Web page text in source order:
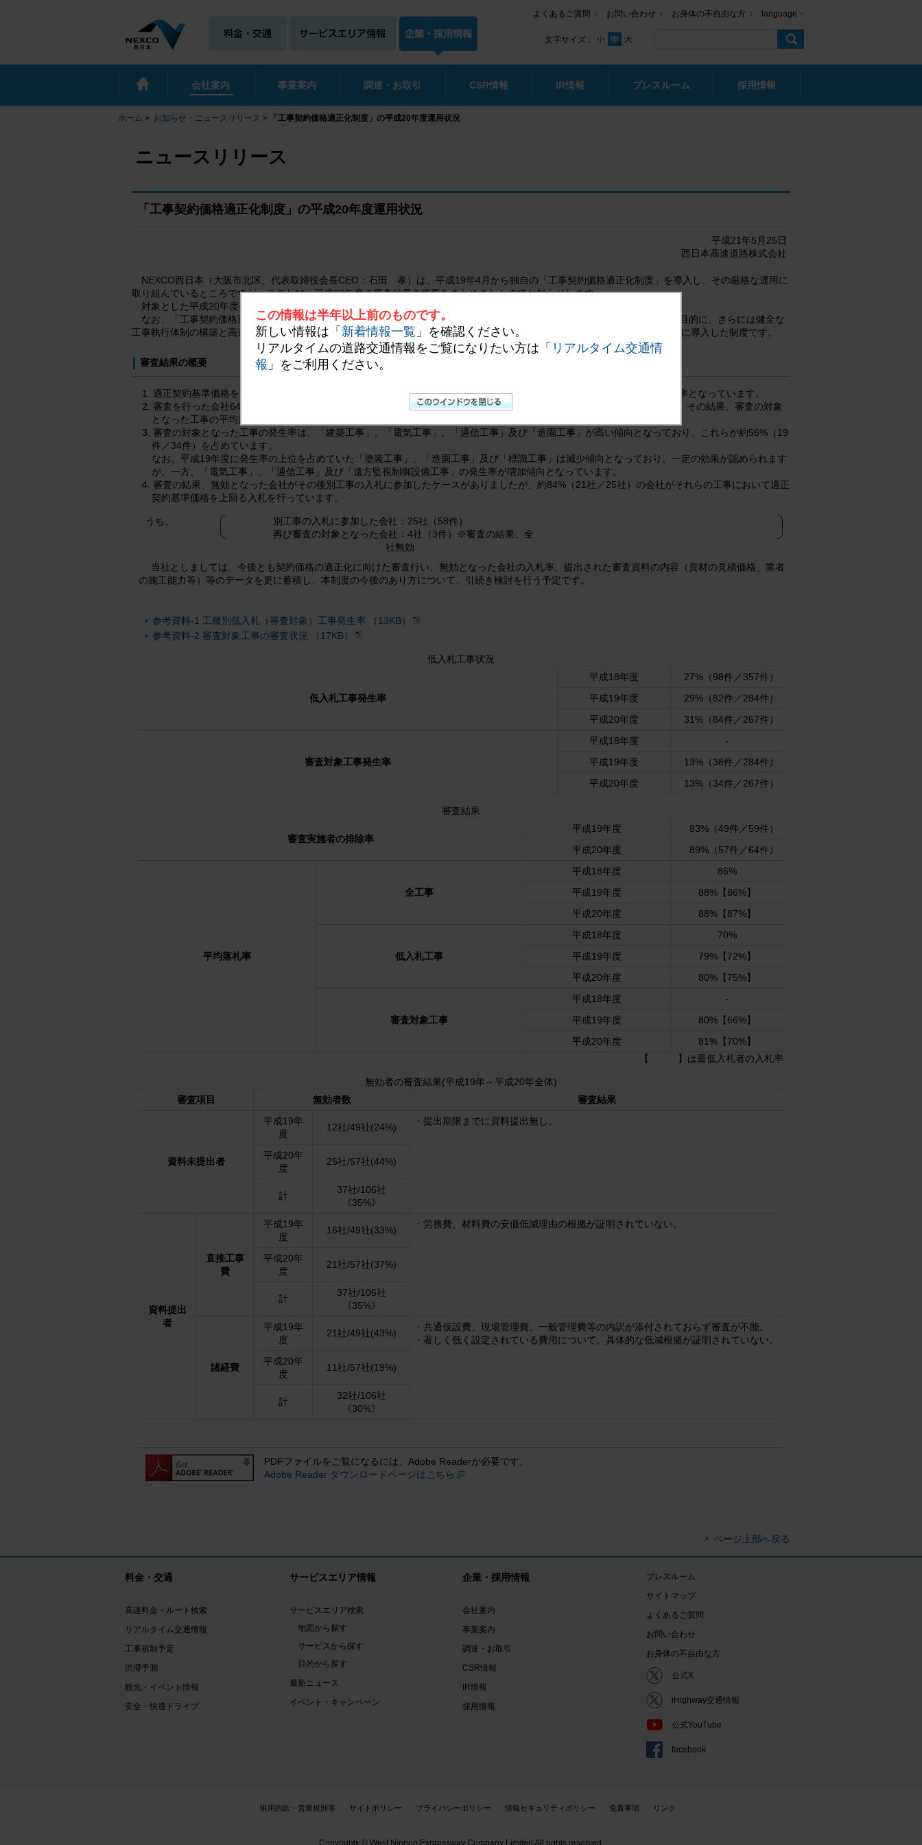
よくあるご質問 お問い合わせ お身体の不自由な方 language
文字サイズ：
会社案内 事業案内 調達・お取引 CSR情報 IR情報 プレスルーム 採用情報
ホーム > お知らせ・ニュースリリース > 「工事契約価格適正化制度」の平成20年度運用状況
ニュースリリース
「工事契約価格適正化制度」の平成20年度運用状況
この情報は半年以上前のものです。
新しい情報は「 新着情報一覧 」を確認ください。
リアルタイムの道路交通情報をご覧になりたい方は「 リアルタイム交通情
報 」をご利用ください。
平成21年5月25日
西日本高速道路株式会社
NEXCO西日本（大阪市北区、代表取締役会長CEO：石田 孝）は、平成19年4月から独自の「工事契約価格適正化制度」を導入し、その厳格な運用に
取り組んでいるところですが、このたび、平成20年度の審査結果の概要をまとめましたのでお知らせします。
対象とした平成20年度発注工事は、平成20年4月1日から平成21年3月31日の間に契約を締結した工事（267件）です。
なお、「工事契約価格適正化制度」とは、工事の品質確保、安全対策の徹底及び工事下請け会社への不当なしわ寄せの排除を目的に、さらには健全な
工事執行体制の構築と高速道路の建設・管理事業全般の技術力の維持向上を図るために、平成19年4月からNEXCO西日本が独自に導入した制度です。
審査結果の概要
適正契約基準価格を下回り、審査の対象となった工事の発生率は約13%(34件／267件)であり、平成19年度と変わらぬ発生率となっています。
審査を行った会社64社のうち、適正な工事の履行が可能であることが確認できなかった57社（約89%）を無効としました。 その結果、審査の対象
となった工事の平均落札率は審査前の70%から81%になっています。
審査の対象となった工事の発生率は、「建築工事」、「電気工事」、「通信工事」及び「造園工事」が高い傾向となっており、これらが約56%（19
件／34件）を占めています。
なお、平成19年度に発生率の上位を占めていた「塗装工事」、「造園工事」及び「標識工事」は減少傾向となっており、一定の効果が認められます
が、一方、「電気工事」、「通信工事」及び「遠方監視制御設備工事」の発生率が増加傾向となっています。
審査の結果、無効となった会社がその後別工事の入札に参加したケースがありましたが、約84%（21社／25社）の会社がそれらの工事において適正
契約基準価格を上回る入札を行っています。
うち、 別工事の入札に参加した会社： 25社（58件）
再び審査の対象となった会社：4社（3件）※審査の結果、全
社無効
当社としましては、今後とも契約価格の適正化に向けた審査行い、無効となった会社の入札率、提出された審査資料の内容（資材の見積価格、業者
の施工能力等）等のデータを更に蓄積し、本制度の今後のあり方について、引続き検討を行う予定です。
参考資料-1 工種別低入札（審査対象）工事発生率 （13KB）
参考資料-2 審査対象工事の審査状況 （17KB）
低入札工事状況
低入札工事発生率
平成18年度
27%（98件／357件）
平成19年度
29%（82件／284件）
平成20年度
31%（84件／267件）
審査対象工事発生率
平成18年度
-
平成19年度
13%（38件／284件）
平成20年度
13%（34件／267件）
審査結果
審査実施者の排除率
平成19年度
83%（49件／59件）
平成20年度
89%（57件／64件）
平均落札率
全工事
平成18年度
86%
平成19年度
88%【86%】
平成20年度
88%【87%】
低入札工事
平成18年度
70%
平成19年度
79%【72%】
平成20年度
80%【75%】
審査対象工事
平成18年度
-
平成19年度
80%【66%】
平成20年度
81%【70%】
【 】は最低入札者の入札率
無効者の審査結果(平成19年～平成20年全体)
審査項目
無効者数 審査結果
資料未提出者
平成19年
度
12社/49社(24%)
提出期限までに資料提出無し。
平成20年
度
25社/57社(44%)
計
37社/106社
《35%》
資料提出
者
直接工事
費
平成19年
度
16社/49社(33%)
労務費、材料費の安価低減理由の根拠が証明されていない。
平成20年
度
21社/57社(37%)
計
37社/106社
《35%》
諸経費
平成19年
度
21社/49社(43%)
共通仮設費、現場管理費、一般管理費等の内訳が添付されておらず審査が不能。
著しく低く設定されている費用について、具体的な低減根拠が証明されていない。
平成20年
度
11社/57社(19%)
計
32社/106社
《30%》
PDFファイルをご覧になるには、Adobe Readerが必要です。
Adobe Reader ダウンロードページはこちら
ページ上部へ戻る
料金・交通
高速料金・ルート検索
リアルタイム交通情報
工事規制予定
渋滞予測
観光・イベント情報
安全・快適ドライブ
サービスエリア情報
サービスエリア検索
地図から探す
サービスから探す
目的から探す
最新ニュース
イベント・キャンペーン
企業・採用情報
会社案内
事業案内
調達・お取引
CSR情報
IR情報
採用情報
プレスルーム
サイトマップ
よくあるご質問
お問い合わせ
お身体の不自由な方
公式X
iHighway交通情報
公式YouTube
facebook
供用約款・営業規則等 サイトポリシー プライバシーポリシー 情報セキュリティポリシー 免責事項 リンク
Copyrights © West Nippon Expressway Company Limited All rights reserved.